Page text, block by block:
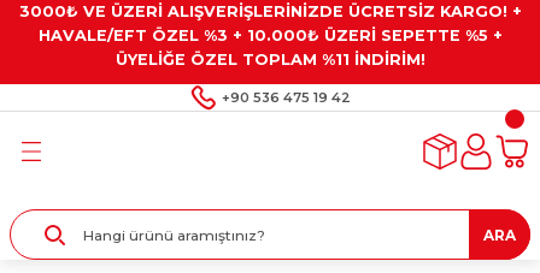
3000₺ VE ÜZERİ ALIŞVERİŞLERİNİZDE ÜCRETSİZ KARGO! +
HAVALE/EFT ÖZEL %3 + 10.000₺ ÜZERİ SEPETTE %5 +
ÜYELİĞE ÖZEL TOPLAM %11 İNDİRİM!
+90 536 475 19 42
Geri Dön
Geri Dön
Geri Dön
Gresler
Geri Dön
Alet Setleri
Geri Dön
Taşları ve
ARA